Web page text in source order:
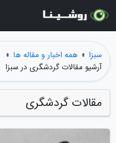
سبزا » همه اخبار و مقاله ها »
آرشیو مقالات گردشگری در سبزا
مقالات گردشگری